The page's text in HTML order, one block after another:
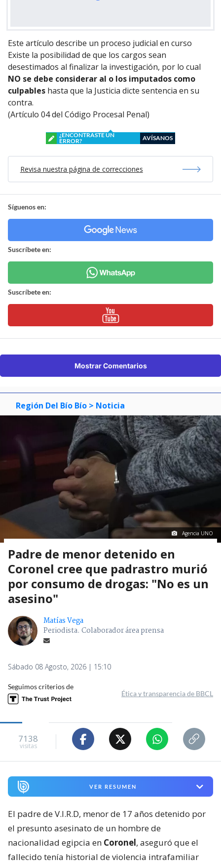
Este artículo describe un proceso judicial en curso
Existe la posibilidad de que los cargos sean
desestimados al finalizar la investigación, por lo cual
NO se debe considerar al o los imputados como
culpables hasta que la Justicia dicte sentencia en su
contra.
(Artículo 04 del Código Procesal Penal)
¿ENCONTRASTE UN
ERROR?
AVÍSANOS
Revisa nuestra página de correcciones
Síguenos en:
Suscríbete en:
Suscríbete en:
Mostrar Comentarios
Región Del Bío Bío > Noticia
Agencia UNO
Padre de menor detenido en
Coronel cree que padrastro murió
por consumo de drogas: "No es un
asesino"
Matías Vega
Periodista. Colaborador área prensa
Sábado 08 Agosto, 2026 | 15:10
Seguimos criterios de
Ética y transparencia de BBCL
7138
visitas
VER RESUMEN
El padre de V.I.R.D, menor de 17 años detenido por
el presunto asesinato de un hombre de
nacionalidad egipcia en Coronel, aseguró que el
fallecido tenía historial de violencia intrafamiliar